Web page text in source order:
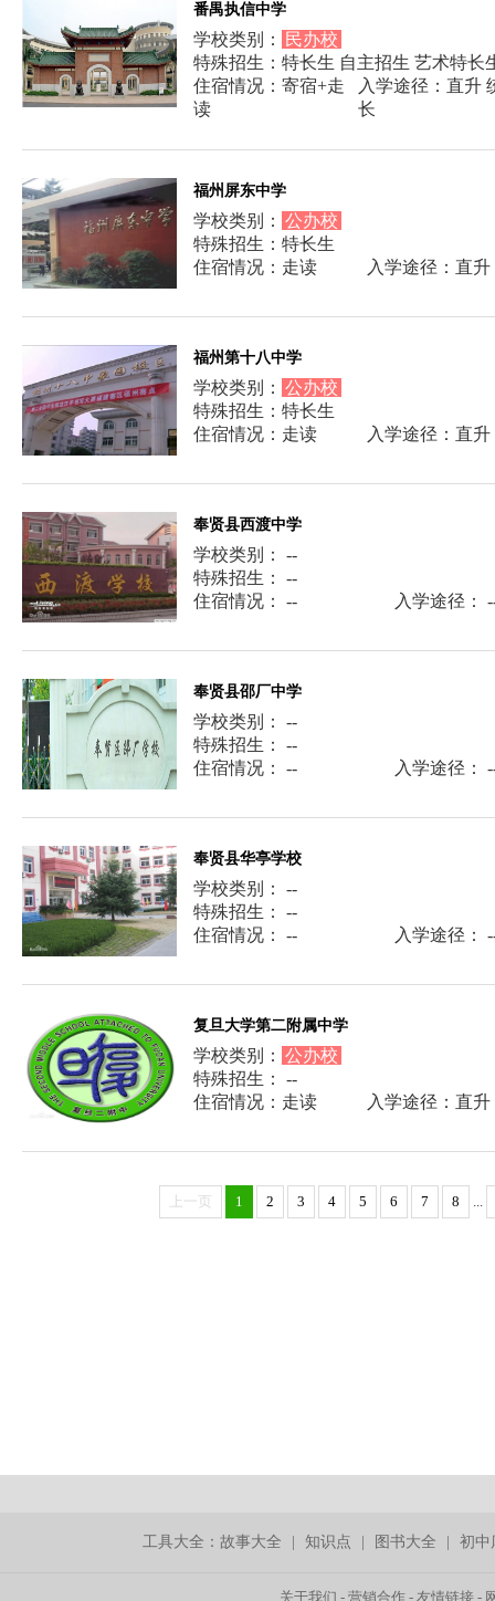
番禺执信中学
学校类别：
民办校
特殊招生：特长生 自主招生 艺术特长
住宿情况：寄宿+走
读
入学途径：直升
长
福州屏东中学
学校类别： 公办校
特殊招生：特长生
住宿情况：走读
入学途径：直升
福州第十八中学
学校类别： 公办校
特殊招生：特长生
住宿情况：走读
入学途径：直升
奉贤县西渡中学
学校类别： --
特殊招生： --
住宿情况： --
入学途径：
奉贤县邵厂中学
学校类别： --
特殊招生： --
住宿情况： --
入学途径：
奉贤县华亭学校
学校类别： --
特殊招生： --
住宿情况： --
入学途径：
复旦大学第二附属中学
学校类别： 公办校
特殊招生： --
住宿情况：走读
入学途径：直升
上一页 1 2 3 4 5 6 7 8 ...
工具大全：故事大全 |知识点 图书大全 |初中
关于我们 -营销合作 -友情链接 -